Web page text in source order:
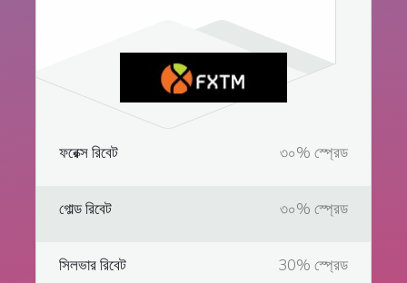
ফরেক্স রিবেট ৩০% স্প্রেড
গোল্ড রিবেট ৩০% স্প্রেড
সিলভার রিবেট 30% স্প্রেড